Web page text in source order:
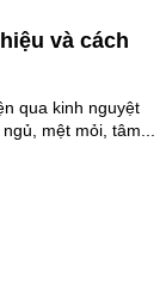
và cách
qua kinh nguyệt
mệt mỏi, tâm...